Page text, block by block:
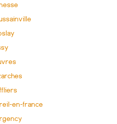
en-france